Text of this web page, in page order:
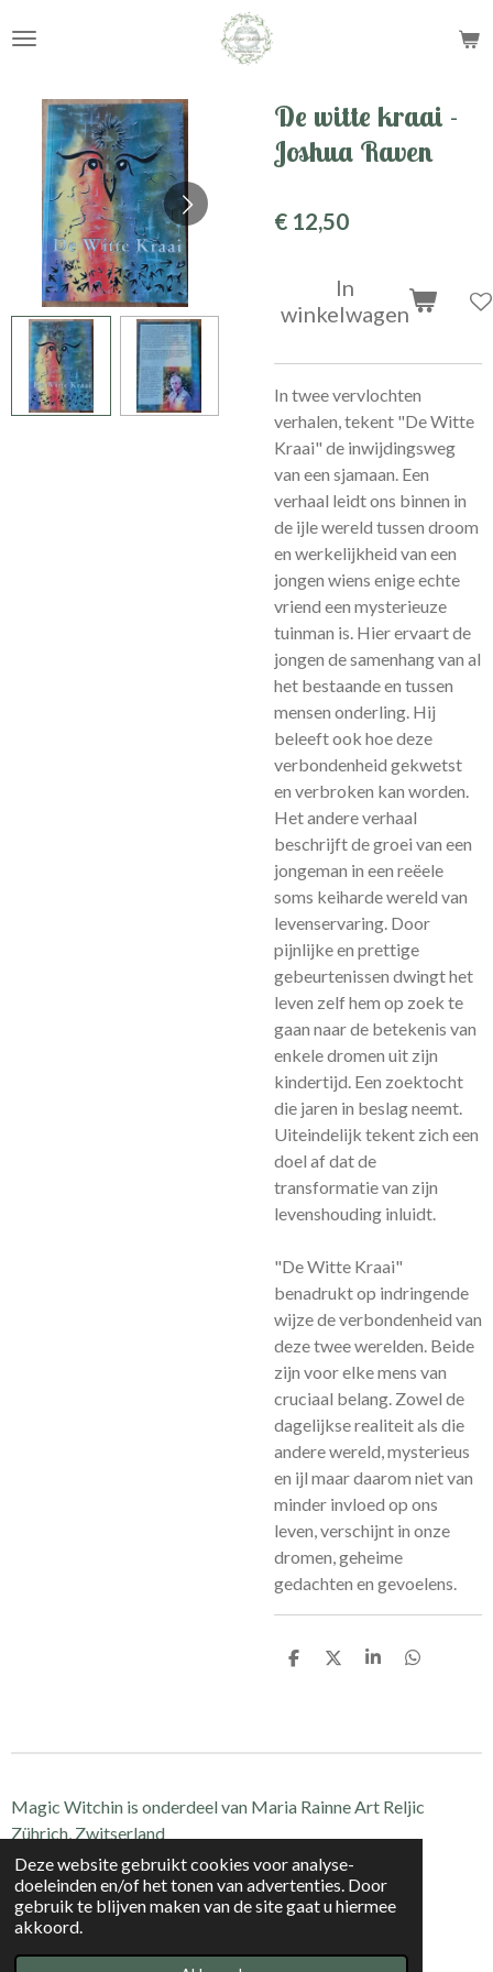
Deze website gebruikt cookies voor analyse-
doeleinden en/of het tonen van advertenties. Door
gebruik te blijven maken van de site gaat u hiermee
akkoord.
direct
hoofdinhoud
De witte kraai -
Joshua Raven
€ 12,50
In
winkelwagen
In twee vervlochten
verhalen, tekent "De Witte
Kraai" de inwijdingsweg
van een sjamaan. Een
verhaal leidt ons binnen in
de ijle wereld tussen droom
en werkelijkheid van een
jongen wiens enige echte
vriend een mysterieuze
tuinman is. Hier ervaart de
jongen de samenhang van al
het bestaande en tussen
mensen onderling. Hij
beleeft ook hoe deze
verbondenheid gekwetst
en verbroken kan worden.
Het andere verhaal
beschrijft de groei van een
jongeman in een reëele
soms keiharde wereld van
levenservaring. Door
pijnlijke en prettige
gebeurtenissen dwingt het
leven zelf hem op zoek te
gaan naar de betekenis van
enkele dromen uit zijn
kindertijd. Een zoektocht
die jaren in beslag neemt.
Uiteindelijk tekent zich een
doel af dat de
transformatie van zijn
levenshouding inluidt.
"De Witte Kraai"
benadrukt op indringende
wijze de verbondenheid van
deze twee werelden. Beide
zijn voor elke mens van
cruciaal belang. Zowel de
dagelijkse realiteit als die
andere wereld, mysterieus
en ijl maar daarom niet van
minder invloed op ons
leven, verschijnt in onze
dromen, geheime
gedachten en gevoelens.
D
D
S
D
Magic Witchin is onderdeel van Maria Rainne Art Reljic
Zührich, Zwitserland
CH-020.1.098.985-7
© 2021 - 2024 Magic Witchin
Powered by JouwWeb